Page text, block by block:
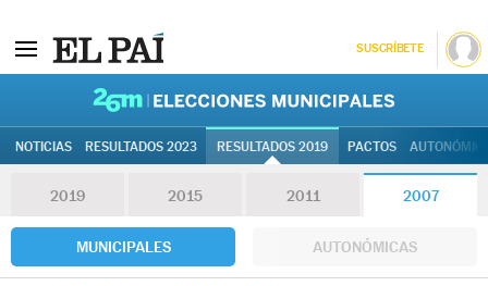
SUSCRÍBETE
NOTICIAS RESULTADOS 2023 RESULTADOS 2019 PACTOS
2019 2015 2011 2007
MUNICIPALES AUTONÓMICAS